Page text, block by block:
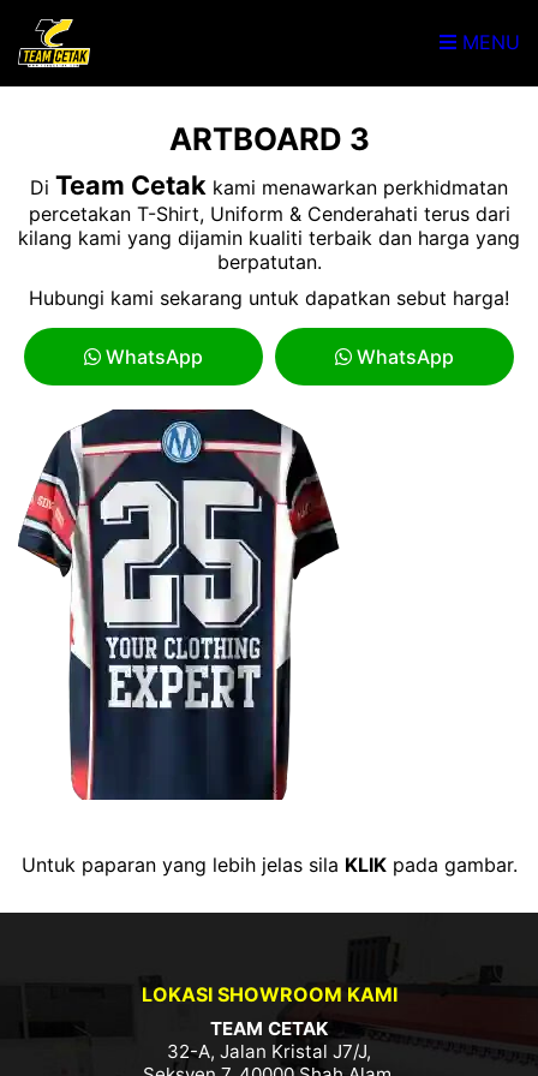
MENU
ARTBOARD 3
Di Team Cetak kami menawarkan perkhidmatan
percetakan T-Shirt, Uniform & Cenderahati terus dari
kilang kami yang dijamin kualiti terbaik dan harga yang
berpatutan.
Hubungi kami sekarang untuk dapatkan sebut harga!
WhatsApp WhatsApp
Untuk paparan yang lebih jelas sila KLIKpada gambar.
LOKASI SHOWROOM KAMI
TEAM CETAK
32-A, Jalan Kristal J7/J,